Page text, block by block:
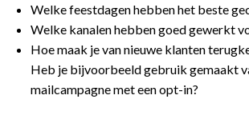
Welke feestdagen hebben het beste
Welke kanalen hebben goed gewerkt
Hoe maak je van nieuwe klanten
Heb je bijvoorbeeld gebruik gemaakt
mailcampagne met een opt-in?